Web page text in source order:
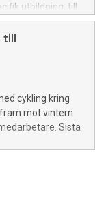
utbildning, till
och
till
cykling kring
mot vintern
Sista